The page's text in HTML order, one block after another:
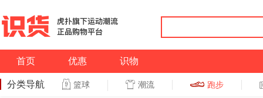
首页 优惠 识物
分类导航 篮球 潮流 跑步